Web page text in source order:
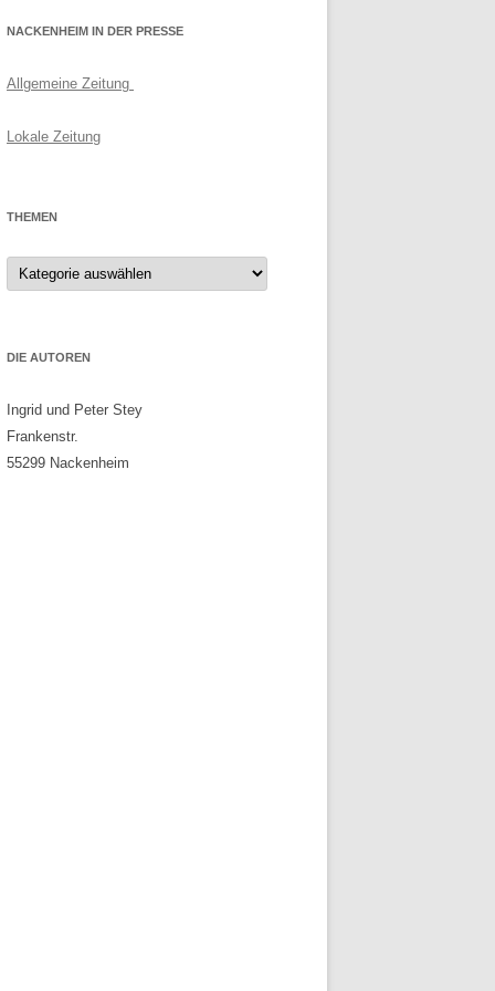
NACKENHEIM IN DER PRESSE
Allgemeine Zeitung
Lokale Zeitung
THEMEN
Themen
DIE AUTOREN
Ingrid und Peter Stey
Frankenstr.
55299 Nackenheim